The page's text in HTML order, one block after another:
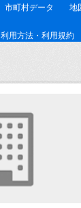
市町村データ 地
利用方法・利用規約